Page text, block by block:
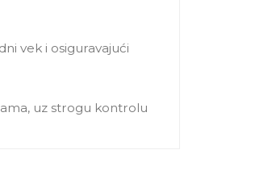
vek i osiguravajući
uz strogu kontrolu